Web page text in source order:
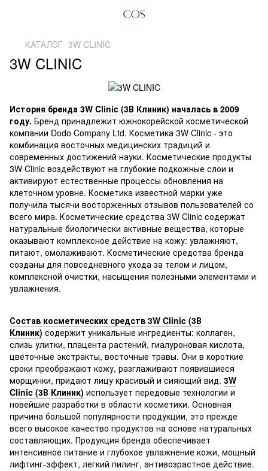
КАТАЛОГ 3W CLINIC
3W CLINIC
История бренда 3W Clinic (3В Клиник) началась в 2009
году. Бренд принадлежит южнокорейской косметической
компании Dodo Company Ltd. Косметика 3W Clinic - это
комбинация восточных медицинских традиций и
современных достижений науки. Косметические продукты
3W Clinic воздействуют на глубокие подкожные слои и
активируют естественные процессы обновления на
клеточном уровне. Косметика известной марки уже
получила тысячи восторженных отзывов пользователей со
всего мира. Косметические средства 3W Clinic содержат
натуральные биологически активные вещества, которые
оказывают комплексное действие на кожу: увлажняют,
питают, омолаживают. Косметические средства бренда
созданы для повседневного ухода за телом и лицом,
комплексной очистки, насыщения полезными элементами и
увлажнения.
Состав косметических средств 3W Clinic (3В
Клиник) содержит уникальные ингредиенты: коллаген,
слизь улитки, плацента растений, гиалуроновая кислота,
цветочные экстракты, восточные травы. Они в короткие
сроки преображают кожу, разглаживают появившиеся
морщинки, придают лицу красивый и сияющий вид. 3W
Clinic (3В Клиник) использует передовые технологии и
новейшие разработки в области косметики. Основная
причина большой популярности продукции, это прежде
всего высокое качество продуктов на основе натуральных
составляющих. Продукция бренда обеспечивает
интенсивное питание и глубокое увлажнение кожи, мощный
лифтинг-эффект, легкий пилинг, антивозрастное действие.